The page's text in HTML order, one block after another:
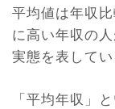
平均値は年収
に高い年収の
実態を表して
「平均年収」